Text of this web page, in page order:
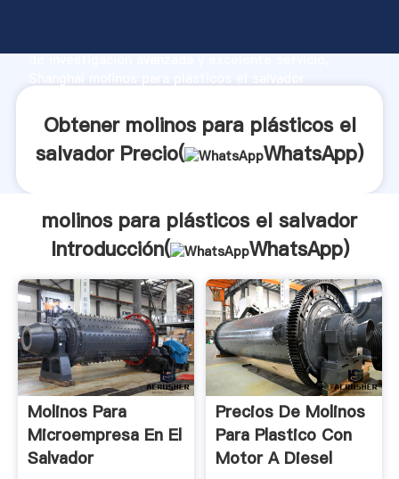
de investigación avanzada y excelente servicio,
clientes.
Obtener molinos para plásticos el
salvador Precio(
WhatsApp)
molinos para plásticos el salvador
Introducción(
WhatsApp)
Molinos Para
Microempresa En El
Salvador
Precios De Molinos
Para Plastico Con
Motor A Diesel